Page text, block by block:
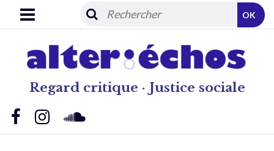
Regard critique · Justice sociale
OK